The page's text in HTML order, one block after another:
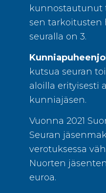
kunnostautunut
sen tarkoitusten
seuralla on 3.
kutsua seuran
aloilla erityisesti
kunniajäsen.
Vuonna 2021
Seuran
verotuksessa
Nuorten
euroa.